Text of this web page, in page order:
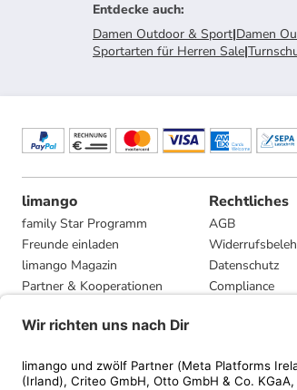
Entdecke auch:
Damen Outdoor & Sport|Damen
Sportarten für Herren Sale|
limango
family Star Programm
Freunde einladen
limango Magazin
Partner & Kooperationen
Presse
Rechtliches
AGB
Datenschutz
Compliance